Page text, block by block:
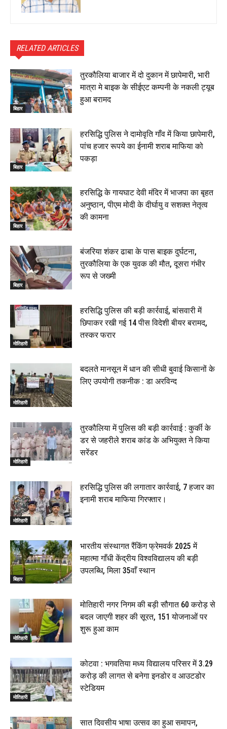
RELATED ARTICLES
बिहार
तुरकौलिया बाजार में दो दुकान में छापेमारी, भारी
मात्रा मे बाइक के सीईएट कम्पनी के नकली ट्यूब
हुआ बरामद
बिहार
हरसिद्धि पुलिस ने दामोवृति गाँव में किया छापेमारी,
पांच हजार रूपये का ईनामी शराब माफिया को
पकड़ा
बिहार
हरसिद्धि के गायघाट देवी मंदिर में भाजपा का बृहत
अनुष्ठान, पीएम मोदी के दीर्घायु व सशक्त नेतृत्व
की कामना
बिहार
बंजरिया शंकर ढाबा के पास बाइक दुर्घटना,
तुरकौलिया के एक युवक की मौत, दूसरा गंभीर
रूप से जख्मी
मोतिहारी
हरसिद्धि पुलिस की बड़ी कार्रवाई, बांसवारी में
छिपाकर रखी गई 14 पीस विदेशी बीयर बरामद,
तस्कर फरार
मोतिहारी
बदलते मानसून में धान की सीधी बुवाई किसानों के
लिए उपयोगी तकनीक : डा अरविन्द
मोतिहारी
तुरकौलिया में पुलिस की बड़ी कार्रवाई : कुर्की के
डर से जहरीले शराब कांड के अभियुक्त ने किया
सरेंडर
मोतिहारी
हरसिद्धि पुलिस की लगातार कार्रवाई, 7 हजार का
इनामी शराब माफिया गिरफ्तार।
बिहार
भारतीय संस्थागत रैंकिंग फ्रेमवर्क 2025 में
महात्मा गाँधी केंद्रीय विश्वविद्यालय की बड़ी
उपलब्धि, मिला 35वाँ स्थान
मोतिहारी
मोतिहारी नगर निगम की बड़ी सौगात ₹60 करोड़ से
बदल जाएगी शहर की सूरत, 151 योजनाओं पर
शुरू हुआ काम
मोतिहारी
कोटवा : भगवतिया मध्य विद्यालय परिसर में 3.29
करोड़ की लागत से बनेगा इनडोर व आउटडोर
स्टेडियम
सात दिवसीय भाषा उत्सव का हुआ समापन,